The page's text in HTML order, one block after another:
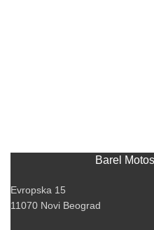
Barel
Evropska 15
11070 Novi Beograd